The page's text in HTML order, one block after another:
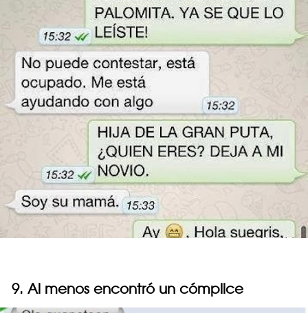
9. Al menos encontró un cómplice